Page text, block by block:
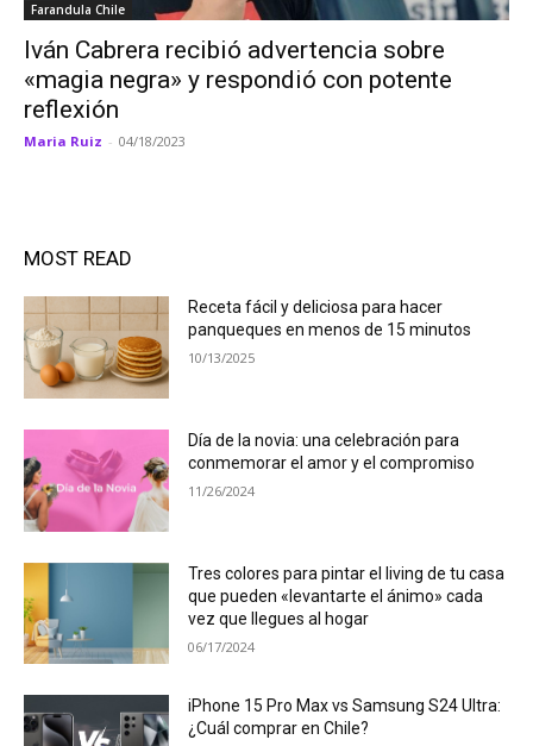
Farandula Chile
Iván Cabrera recibió advertencia sobre
«magia negra» y respondió con potente
reflexión
Maria Ruiz - 04/18/2023
MOST READ
Receta fácil y deliciosa para hacer
panqueques en menos de 15 minutos
10/13/2025
Día de la novia: una celebración para
conmemorar el amor y el compromiso
11/26/2024
Tres colores para pintar el living de tu casa
que pueden «levantarte el ánimo» cada
vez que llegues al hogar
06/17/2024
iPhone 15 Pro Max vs Samsung S24 Ultra:
¿Cuál comprar en Chile?